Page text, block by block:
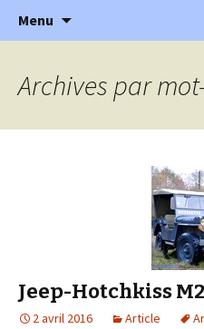
l'Automobile
l'automobile
…
Menu
Archives par
Jeep-Hotchkiss
2 avril 2016 Article